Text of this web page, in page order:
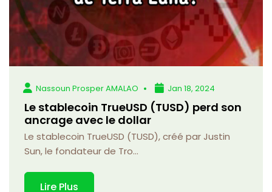
Nassoun Prosper AMALAO Jan 18, 2024
Le stablecoin TrueUSD (TUSD) perd son
ancrage avec le dollar
Le stablecoin TrueUSD (TUSD), créé par Justin
Sun, le fondateur de Tro...
Lire Plus